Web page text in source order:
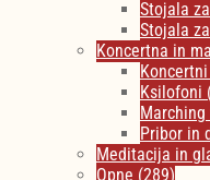
Stojala
Stojala
Koncertna in
Ksilofoni
Pribor in
Meditacija in
Opne (289)